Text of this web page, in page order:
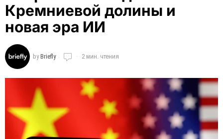
Кремниевой долины и
новая эра ИИ
byBriefly 2 мин. чтения